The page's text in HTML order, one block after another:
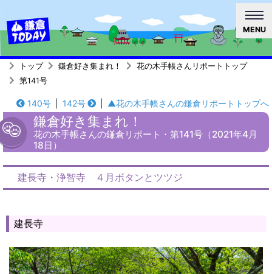
MENU
トップ 鎌倉好き集まれ！
花の木手帳さんリポートトップ
第141号
140号 142号 ▲花の木手帳さんの鎌倉リポートトップへ
鎌倉好き集まれ！
花の木手帳さんの鎌倉リポート・第141号（2021年4月
18日）
建長寺・浄智寺 ４月ボタンとツツジ
建長寺